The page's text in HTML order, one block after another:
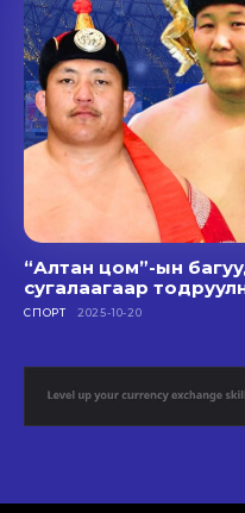
“Алтан цом”-ын
сугалаагаар
СПОРТ 2025-10-20